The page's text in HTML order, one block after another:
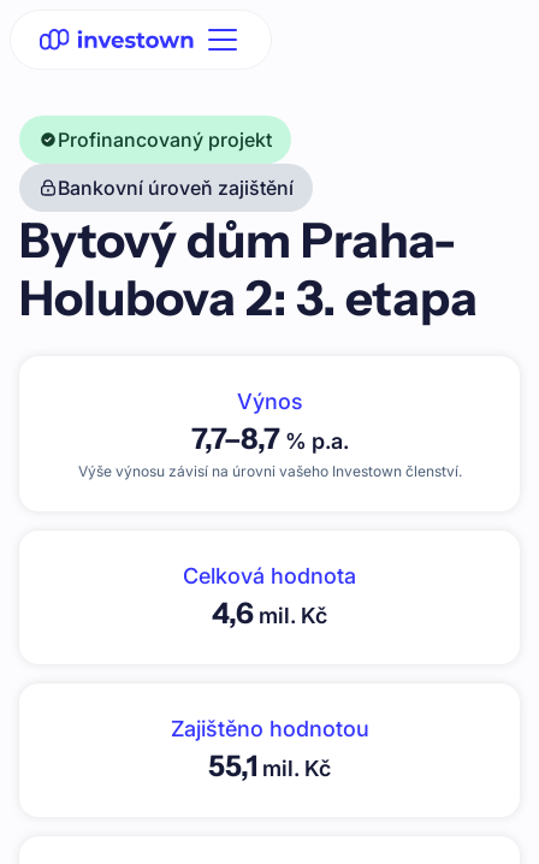
Profinancovaný projekt
Bankovní úroveň zajištění
Bytový dům Praha-
Holubova 2: 3. etapa
Výnos
7,7–8,7 % p.a.
Výše výnosu závisí na úrovni vašeho Investown členství.
Celková hodnota
4,6 mil. Kč
Zajištěno hodnotou
55,1 mil. Kč